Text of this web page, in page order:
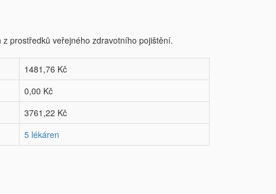
prostředků veřejného zdravotního pojištění.
1481,76 Kč
0,00 Kč
3761,22 Kč
5 lékáren